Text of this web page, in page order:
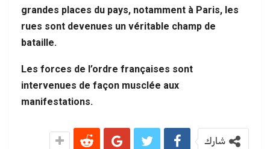
grandes places du pays, notamment à Paris, les
rues sont devenues un véritable champ de
bataille.
Les forces de l’ordre françaises sont
intervenues de façon musclée aux
manifestations.
شارك